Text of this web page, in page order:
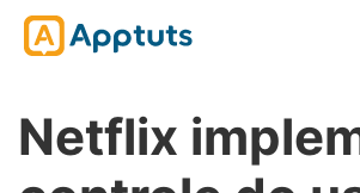
Netflix